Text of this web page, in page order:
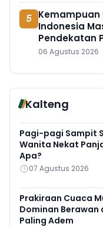
5 Kemampuan
Indonesia
Pendekatan
Berubah
06 Agustus 2026
Kalteng
Pagi-pagi Sampit
Wanita Nekat
Apa?
07 Agustus 2026
Prakiraan Cuaca
Dominan Berawan
Paling Adem